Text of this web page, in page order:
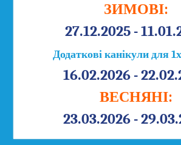
ЗИМОВІ:
27.12.2025 -
Додаткові канікули для
16.02.2026 -
ВЕСНЯНІ:
23.03.2026 -